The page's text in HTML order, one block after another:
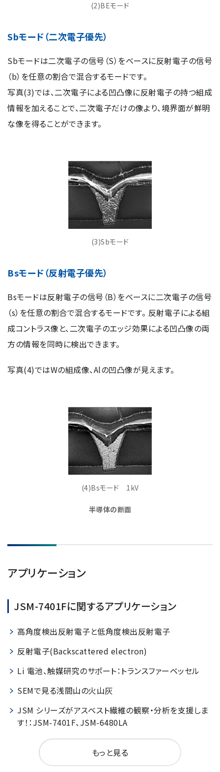
(2)BEモード
Sbモード（二次電子優先）
Sbモードは二次電子の信号（S）をベースに反射電子の信号
（b）を任意の割合で混合するモードです。
写真(3)では、二次電子による凹凸像に反射電子の持つ組成
情報を加えることで、二次電子だけの像より、境界面が鮮明
な像を得ることができます。
(3)Sbモード
Bsモード（反射電子優先）
Bsモードは反射電子の信号（B）をベースに二次電子の信号
（s）を任意の割合で混合するモードです。 反射電子による組
成コントラス像と、二次電子のエッジ効果による凹凸像の両
方の情報を同時に検出できます。
写真(4)ではWの組成像、Alの凹凸像が見えます。
(4)Bsモード 1kV
半導体の断面
アプリケーション
JSM-7401Fに関するアプリケーション
高角度検出反射電子と低角度検出反射電子
反射電子(Backscattered electron)
Li 電池、触媒研究のサポート：トランスファーベッセル
SEMで見る浅間山の火山灰
JSM シリーズがアスベスト繊維の観察・分析を支援しま
す！：JSM-7401F、JSM-6480LA
もっと見る